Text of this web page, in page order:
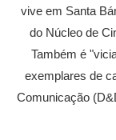
vive em Santa
do Núcleo de
Também é
exemplares de
Comunicação